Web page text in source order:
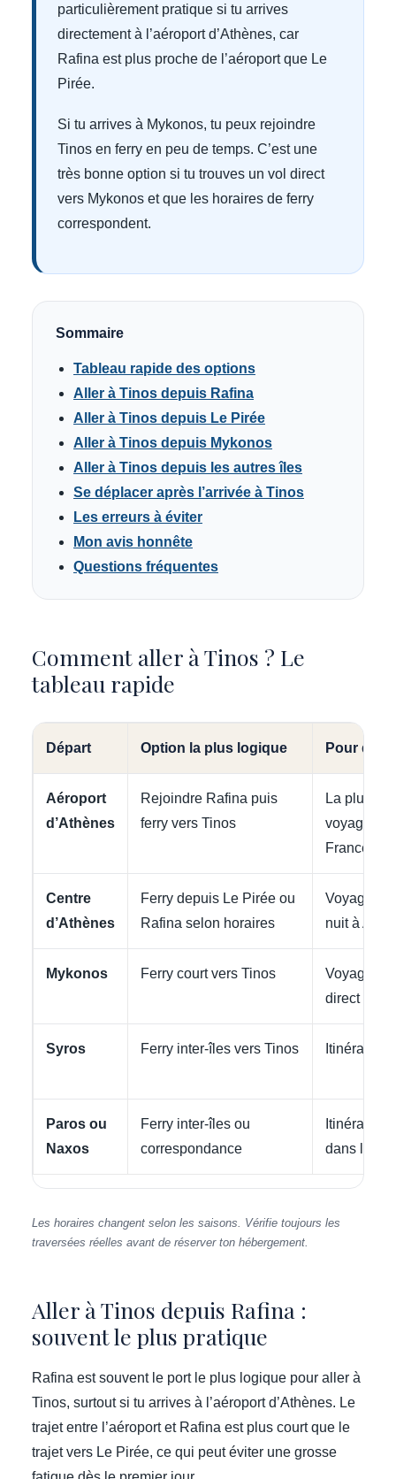
particulièrement pratique si tu arrives
directement à l’aéroport d’Athènes, car
Rafina est plus proche de l’aéroport que Le
Pirée.
Si tu arrives à Mykonos, tu peux rejoindre
Tinos en ferry en peu de temps. C’est une
très bonne option si tu trouves un vol direct
vers Mykonos et que les horaires de ferry
correspondent.
Sommaire
Tableau rapide des options
Aller à Tinos depuis Rafina
Aller à Tinos depuis Le Pirée
Aller à Tinos depuis Mykonos
Aller à Tinos depuis les autres îles
Se déplacer après l’arrivée à Tinos
Les erreurs à éviter
Mon avis honnête
Questions fréquentes
Comment aller à Tinos ? Le
tableau rapide
Départ Option la plus logique Pour qui ?
Aéroport
d’Athènes
Rejoindre Rafina puis
ferry vers Tinos
La plupart
voyageurs
France
Centre
d’Athènes
Ferry depuis Le Pirée ou
Rafina selon horaires
nuit à
Mykonos Ferry court vers Tinos
direct vers
Syros Ferry inter-îles vers Tinos Itinéraire
Paros ou
Naxos
Ferry inter-îles ou
correspondance
Itinéraire
dans les
Les horaires changent selon les saisons. Vérifie toujours les
traversées réelles avant de réserver ton hébergement.
Aller à Tinos depuis Rafina :
souvent le plus pratique
Rafina est souvent le port le plus logique pour aller à
Tinos, surtout si tu arrives à l’aéroport d’Athènes. Le
trajet entre l’aéroport et Rafina est plus court que le
trajet vers Le Pirée, ce qui peut éviter une grosse